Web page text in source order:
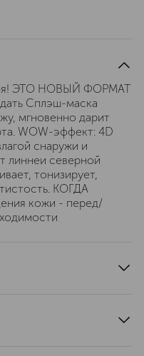
ЭТО НОВЫЙ ФОРМАТ
Сплэш-маска
мгновенно дарит
WOW-эффект: 4D
снаружи и
линнеи северной
тонизирует,
КОГДА
кожи - перед/